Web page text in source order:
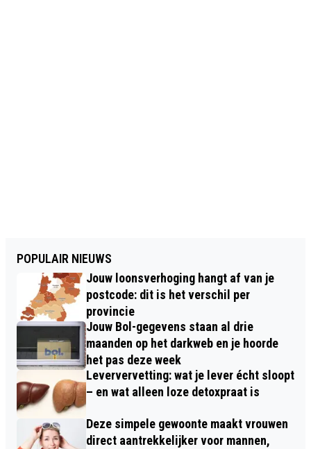
POPULAIR NIEUWS
Jouw loonsverhoging hangt af van je
postcode: dit is het verschil per
provincie
Jouw Bol-gegevens staan al drie
maanden op het darkweb en je hoorde
het pas deze week
Leververvetting: wat je lever écht sloopt
– en wat alleen loze detoxpraat is
Deze simpele gewoonte maakt vrouwen
direct aantrekkelijker voor mannen,